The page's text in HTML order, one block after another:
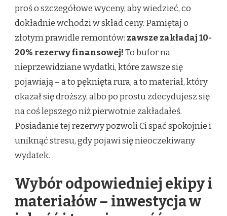
proś o szczegółowe wyceny, aby wiedzieć, co
dokładnie wchodzi w skład ceny. Pamiętaj o
złotym prawidle remontów: zawsze zakładaj 10-
20% rezerwy finansowej!To bufor na
nieprzewidziane wydatki, które zawsze się
pojawiają – a to pęknięta rura, a to materiał, który
okazał się droższy, albo po prostu zdecydujesz się
na coś lepszego niż pierwotnie zakładałeś.
Posiadanie tej rezerwy pozwoli Ci spać spokojnie i
uniknąć stresu, gdy pojawi się nieoczekiwany
wydatek.
Wybór odpowiedniej ekipy i
materiałów – inwestycja w